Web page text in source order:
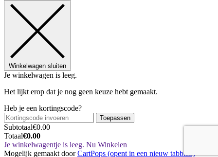
Winkelwagen sluiten
Je winkelwagen is leeg.
Het lijkt erop dat je nog geen keuze hebt gemaakt.
Heb je een kortingscode?
Toepassen
Subtotaal€0.00
Totaal€0.00
Je winkelwagentje is leeg. Nu Winkelen
Mogelijk gemaakt doorCartPops (opent in een nieuw tabblad)